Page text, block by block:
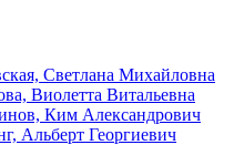
Светлана Михайловна
Виолетта Витальевна
Ким Александрович
Альберт Георгиевич